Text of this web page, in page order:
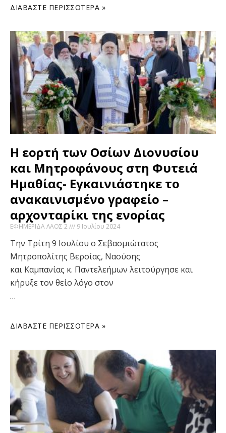
ΔΙΑΒΆΣΤΕ ΠΕΡΙΣΣΌΤΕΡΑ »
Η εορτή των Οσίων Διονυσίου
και Μητροφάνους στη Φυτειά
Ημαθίας- Εγκαινιάστηκε το
ανακαινισμένο γραφείο –
αρχονταρίκι της ενορίας
ΕΦΗΜΕΡΙΔΑ ΛΑΟΣ 2 9 Ιουλίου 2024
Την Τρίτη 9 Ιουλίου o Σεβασμιώτατος
Μητροπολίτης Βεροίας, Ναούσης
και Καμπανίας κ. Παντελεήμων λειτούργησε και
κήρυξε τον θείο λόγο στον
…
ΔΙΑΒΆΣΤΕ ΠΕΡΙΣΣΌΤΕΡΑ »